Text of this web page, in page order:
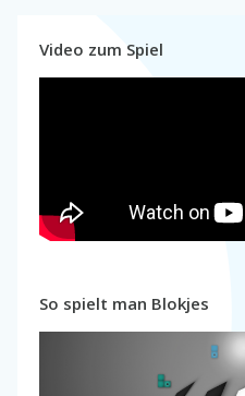
Video zum Spiel
So spielt man Blokjes